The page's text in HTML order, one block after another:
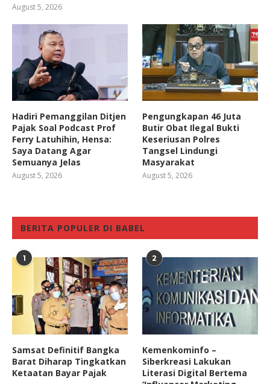
August 5, 2026
Hadiri Pemanggilan Ditjen
Pajak Soal Podcast Prof
Ferry Latuhihin, Hensa:
Saya Datang Agar
Semuanya Jelas
August 5, 2026
Pengungkapan 46 Juta
Butir Obat Ilegal Bukti
Keseriusan Polres
Tangsel Lindungi
Masyarakat
August 5, 2026
BERITA POPULER DI BABEL
1
Samsat Definitif Bangka
Barat Diharap Tingkatkan
Ketaatan Bayar Pajak
2
Kemenkominfo –
Siberkreasi Lakukan
Literasi Digital Bertema